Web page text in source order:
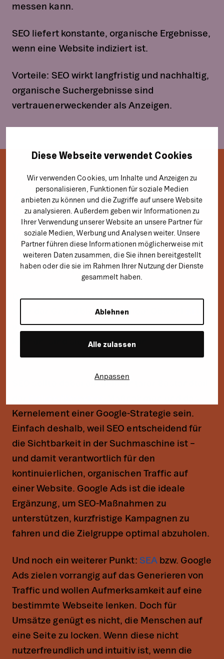
Diese Webseite verwendet Cookies
Wir verwenden Cookies, um Inhalte und Anzeigen zu
personalisieren, Funktionen für soziale Medien
anbieten zu können und die Zugriffe auf unsere Website
zu analysieren. Außerdem geben wir Informationen zu
Ihrer Verwendung unserer Website an unsere Partner für
soziale Medien, Werbung und Analysen weiter. Unsere
Partner führen diese Informationen möglicherweise mit
weiteren Daten zusammen, die Sie ihnen bereitgestellt
haben oder die sie im Rahmen Ihrer Nutzung der Dienste
gesammelt haben.
Ablehnen
Alle zulassen
Anpassen
messen kann.
SEO liefert konstante, organische Ergebnisse,
wenn eine Website indiziert ist.
Vorteile: SEO wirkt langfristig und nachhaltig,
organische Suchergebnisse sind
vertrauenerweckender als Anzeigen.
Ads oder SEO: Welche
Strategie sollte ich
wählen?
Kurze Antwort? Beide.
Die lange Antwort ist etwas komplizierter,
aber der Grund bleibt derselbe: Obwohl
undGoogle Adszwei verschiedene Dinge tun
können, sind sie bei Google ein
unzertrennliches Paar.
SEO sollte dabei ein elementarer Bestandteil
Kernelement einer Google-Strategie sein.
Einfach deshalb, weil SEO entscheidend für
die Sichtbarkeit in der Suchmaschine ist –
und damit verantwortlich für den
kontinuierlichen, organischen Traffic auf
einer Website. Google Ads ist die ideale
Ergänzung, um SEO-Maßnahmen zu
unterstützen, kurzfristige Kampagnen zu
fahren und die Zielgruppe optimal abzuholen.
Und noch ein weiterer Punkt: SEA bzw. Google
Ads zielen vorrangig auf das Generieren von
Traffic und wollen Aufmerksamkeit auf eine
bestimmte Webseite lenken. Doch für
Umsätze genügt es nicht, die Menschen auf
eine Seite zu locken. Wenn diese nicht
nutzerfreundlich und intuitiv ist, wenn die